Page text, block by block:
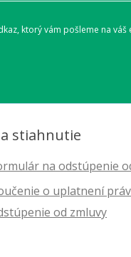
ktorý vám pošleme na váš
stiahnutie
na odstúpenie
o uplatnení
od zmluvy